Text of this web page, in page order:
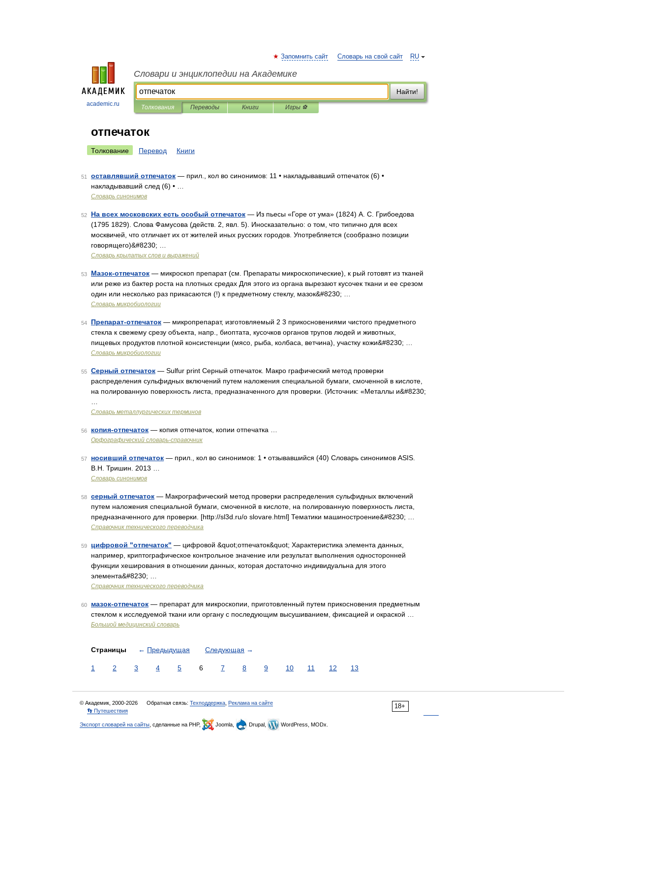
academic.ru
RU
Запомнить сайт Словарь на свой сайт
Словари и энциклопедии на Академике
Найти!
Толкования Переводы Книги Игры ⚽
отпечаток
Толкование Перевод Книги
51 оставлявший отпечаток — прил., кол во синонимов: 11 • накладывавший отпечаток (6) •
накладывавший след (6) • …
Словарь синонимов
52 На всех московских есть особый отпечаток — Из пьесы «Горе от ума» (1824) А. С. Грибоедова
(1795 1829). Слова Фамусова (действ. 2, явл. 5). Иносказательно: о том, что типично для всех
москвичей, что отличает их от жителей иных русских городов. Употребляется (сообразно позиции
говорящего)&#8230; …
Словарь крылатых слов и выражений
53 Мазок-отпечаток — микроскоп препарат (см. Препараты микроскопические), к рый готовят из тканей
или реже из бактер роста на плотных средах Для этого из органа вырезают кусочек ткани и ее срезом
один или несколько раз прикасаются (!) к предметному стеклу, мазок&#8230; …
Словарь микробиологии
54 Препарат-отпечаток — микропрепарат, изготовляемый 2 3 прикосновениями чистого предметного
стекла к свежему срезу объекта, напр., биоптата, кусочков органов трупов людей и животных,
пищевых продуктов плотной консистенции (мясо, рыба, колбаса, ветчина), участку кожи&#8230; …
Словарь микробиологии
55 Серный отпечаток — Sulfur print Серный отпечаток. Макро графический метод проверки
распределения сульфидных включений путем наложения специальной бумаги, смоченной в кислоте,
на полированную поверхность листа, предназначенного для проверки. (Источник: «Металлы и&#8230;
Словарь металлургических терминов
56 копия-отпечаток — копия отпечаток, копии отпечатка …
Орфографический словарь-справочник
57 носивший отпечаток — прил., кол во синонимов: 1 • отзывавшийся (40) Словарь синонимов ASIS.
В.Н. Тришин. 2013 …
Словарь синонимов
58 серный отпечаток — Макрографический метод проверки распределения сульфидных включений
путем наложения специальной бумаги, смоченной в кислоте, на полированную поверхность листа,
предназначенного для проверки. [http://sl3d.ru/o slovare.html] Тематики машиностроение&#8230; …
Справочник технического переводчика
59 цифровой "отпечаток" — цифровой &quot;отпечаток&quot; Характеристика элемента данных,
например, криптографическое контрольное значение или результат выполнения односторонней
функции хеширования в отношении данных, которая достаточно индивидуальна для этого
элемента&#8230; …
Справочник технического переводчика
60 мазок-отпечаток — препарат для микроскопии, приготовленный путем прикосновения предметным
стеклом к исследуемой ткани или органу с последующим высушиванием, фиксацией и окраской …
Большой медицинский словарь
Страницы ← Предыдущая Следующая →
1 2 3 4 5 6 7 8 9 10 11 12 13
18+
© Академик, 2000-2026 Обратная связь: Техподдержка Реклама на сайте
👣 Путешествия
Экспорт словарей на сайты , сделанные на PHP, Joomla, Drupal, WordPress, MODx.